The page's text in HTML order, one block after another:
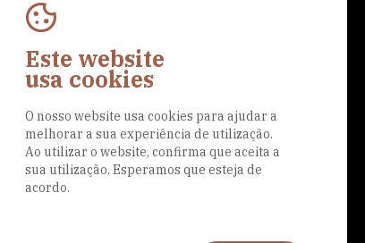
Eu aceito aPolítica de Privacidade
Siga-nos nas
Este website
usa cookies
O nosso website usa cookies para ajudar a
melhorar a sua experiência de utilização.
Ao utilizar o website, confirma que aceita a
sua utilização. Esperamos que esteja de
acordo.